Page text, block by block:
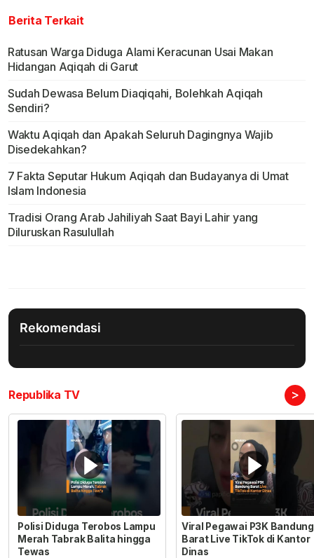
Berita Terkait
Ratusan Warga Diduga Alami Keracunan Usai Makan
Hidangan Aqiqah di Garut
Sudah Dewasa Belum Diaqiqahi, Bolehkah Aqiqah
Sendiri?
Waktu Aqiqah dan Apakah Seluruh Dagingnya Wajib
Disedekahkan?
7 Fakta Seputar Hukum Aqiqah dan Budayanya di Umat
Islam Indonesia
Tradisi Orang Arab Jahiliyah Saat Bayi Lahir yang
Diluruskan Rasulullah
Rekomendasi
Republika TV >
Polisi Diduga Terobos Lampu
Merah Tabrak Balita hingga
Tewas
Viral Pegawai P3K Bandung
Barat Live TikTok di Kantor
Dinas